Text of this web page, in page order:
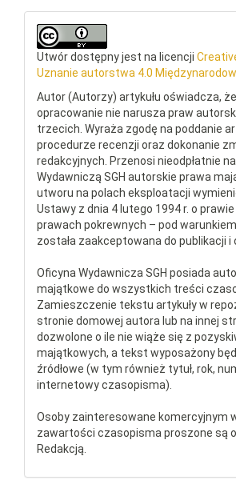
Utwór dostępny jest na licencji
Uznanie autorstwa 4.0
Autor (Autorzy) artykułu oświadcza,
opracowanie nie narusza praw
trzecich. Wyraża zgodę na poddanie
procedurze recenzji oraz dokonanie
redakcyjnych. Przenosi nieodpłatnie
Wydawniczą SGH autorskie prawa
utworu na polach eksploatacji
Ustawy z dnia 4 lutego 1994 r. o
prawach pokrewnych – pod
została zaakceptowana do publikacji i
Oficyna Wydawnicza SGH posiada
majątkowe do wszystkich treści
Zamieszczenie tekstu artykuły w
stronie domowej autora lub na innej
dozwolone o ile nie wiąże się z
majątkowych, a tekst wyposażony
źródłowe (w tym również tytuł, rok,
internetowy czasopisma).
Osoby zainteresowane komercyjnym
zawartości czasopisma proszone są
Redakcją.